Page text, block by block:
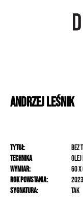
AndrzejLeśnik
Tytuł:
Bez
Technika
olej
Wymiar:
60 x
Rok powstania:
2023
Sygnatura:
Tak